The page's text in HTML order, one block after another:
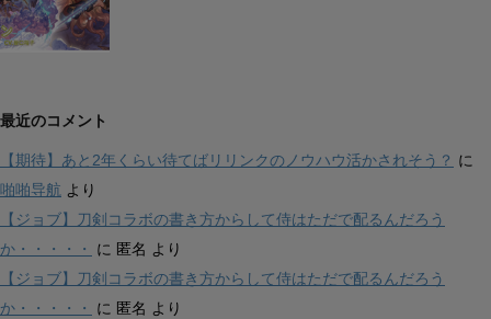
最近のコメント
【期待】あと2年くらい待てばリリンクのノウハウ活かされそう？ に
啪啪导航 より
【ジョブ】刀剣コラボの書き方からして侍はただで配るんだろう
か・・・・・
に 匿名 より
【ジョブ】刀剣コラボの書き方からして侍はただで配るんだろう
か・・・・・
に 匿名 より